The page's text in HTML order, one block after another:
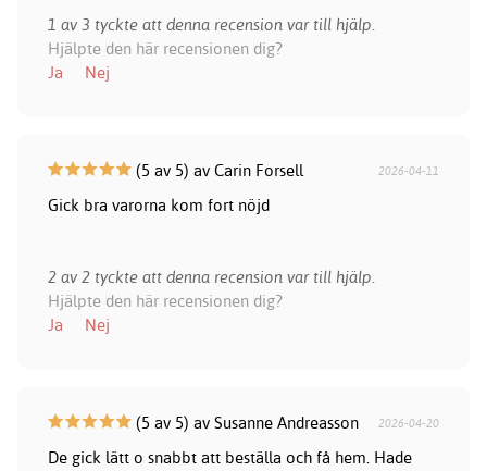
1 av 3 tyckte att denna recension var till hjälp.
Hjälpte den här recensionen dig?
Ja
Nej
(5 av 5) av Carin Forsell 2026-04-11
Gick bra varorna kom fort nöjd
2 av 2 tyckte att denna recension var till hjälp.
Hjälpte den här recensionen dig?
Ja
Nej
(5 av 5) av Susanne Andreasson 2026-04-20
De gick lätt o snabbt att beställa och få hem. Hade